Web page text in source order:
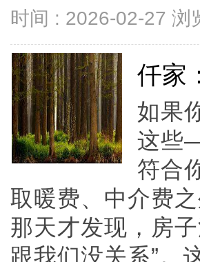
时间 : 2026-02-27 浏
仟家
如果
这些
符合
取暖费、中介费
那天才发现，房
跟我们没关系”。